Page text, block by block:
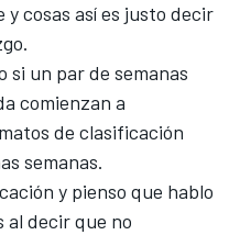
cosas así es justo decir
si un par de semanas
comienzan a
de clasificación
semanas.
y pienso que hablo
al decir que no